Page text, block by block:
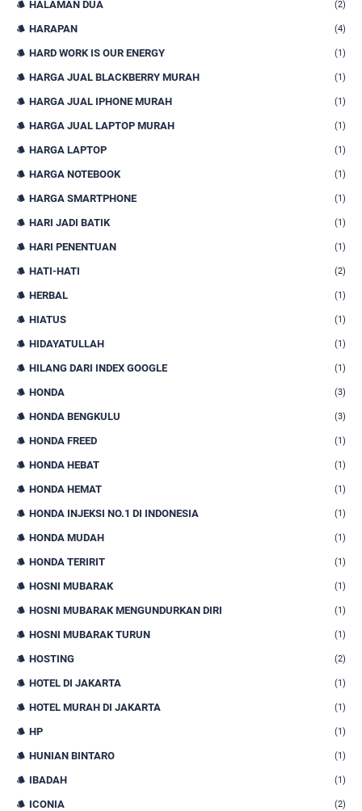
HALAMAN DUA (2)
HARAPAN (4)
HARD WORK IS OUR ENERGY (1)
HARGA JUAL BLACKBERRY MURAH (1)
HARGA JUAL IPHONE MURAH (1)
HARGA JUAL LAPTOP MURAH (1)
HARGA LAPTOP (1)
HARGA NOTEBOOK (1)
HARGA SMARTPHONE (1)
HARI JADI BATIK (1)
HARI PENENTUAN (1)
HATI-HATI (2)
HERBAL (1)
HIATUS (1)
HIDAYATULLAH (1)
HILANG DARI INDEX GOOGLE (1)
HONDA (3)
HONDA BENGKULU (3)
HONDA FREED (1)
HONDA HEBAT (1)
HONDA HEMAT (1)
HONDA INJEKSI NO.1 DI INDONESIA (1)
HONDA MUDAH (1)
HONDA TERIRIT (1)
HOSNI MUBARAK (1)
HOSNI MUBARAK MENGUNDURKAN DIRI (1)
HOSNI MUBARAK TURUN (1)
HOSTING (2)
HOTEL DI JAKARTA (1)
HOTEL MURAH DI JAKARTA (1)
HP (1)
HUNIAN BINTARO (1)
IBADAH (1)
ICONIA (2)